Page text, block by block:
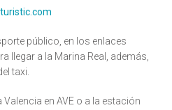
público, en los enlaces
llegar a la Marina Real, además,
taxi.
Valencia en AVE o a la estación